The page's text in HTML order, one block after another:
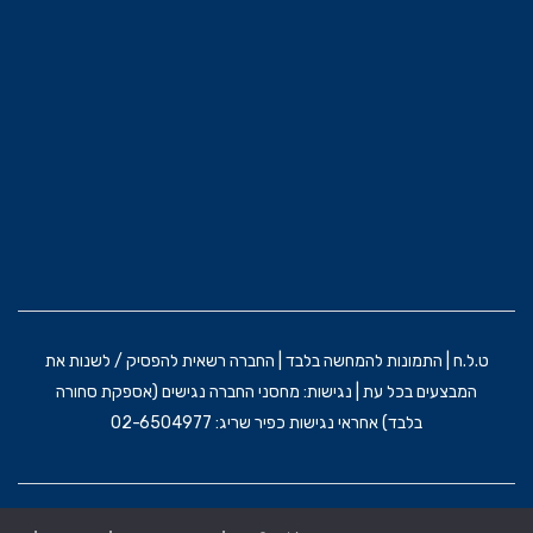
ט.ל.ח | התמונות להמחשה בלבד | החברה רשאית להפסיק / לשנות את
המבצעים בכל עת | נגישות: מחסני החברה נגישים (אספקת סחורה
בלבד) אחראי נגישות כפיר שריג: 02-6504977